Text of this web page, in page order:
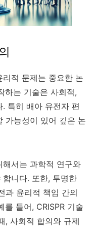
적 문제는 중요한 논
하는 기술은 사회적,
특히 배아 유전자 편
가능성이 있어 깊은 논
서는 과학적 연구와
니다. 또한, 투명한
과 윤리적 책임 간의
를 들어, CRISPR 기술
, 사회적 합의와 규제